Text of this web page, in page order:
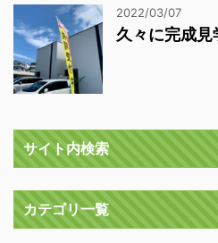
2022/03/07
久々に完成
サイト内検索
カテゴリ一覧